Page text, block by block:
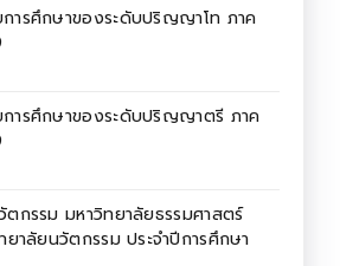
ารศึกษาของระดับปริญญาโท ภาค
ารศึกษาของระดับปริญญาตรี ภาค
ตกรรม มหาวิทยาลัยธรรมศาสตร์
ยาลัยนวัตกรรม ประจำปีการศึกษา